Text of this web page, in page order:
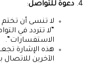
دعوة للتواصل:
لا تنسى أن
“لا تتردد في
الاستفسارات”.
هذه الإشارة
الآخرين للاتصال